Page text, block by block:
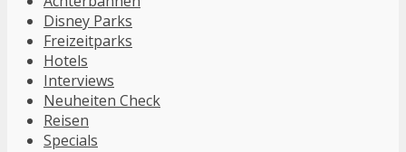
Disney Parks
Freizeitparks
Hotels
Interviews
Neuheiten Check
Reisen
Specials